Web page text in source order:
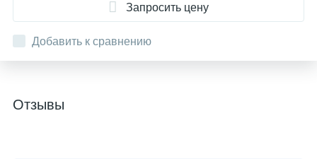
Запросить цену
Добавить к сравнению
Отзывы